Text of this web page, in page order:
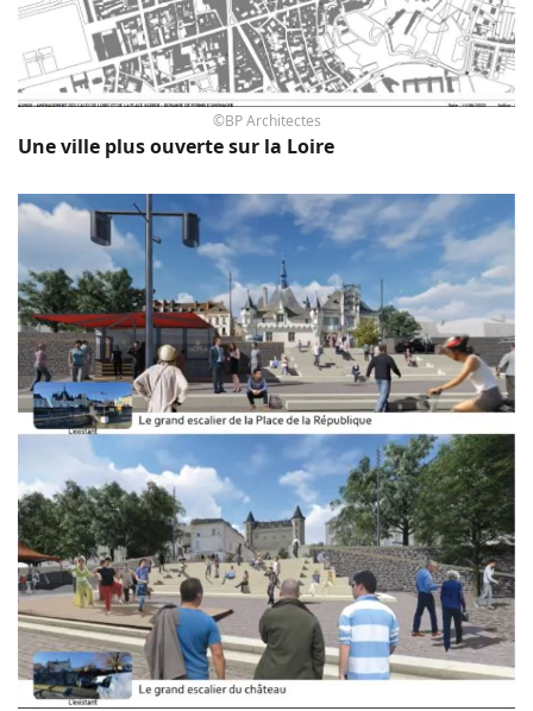
©BP Architectes
Une ville plus ouverte sur la Loire